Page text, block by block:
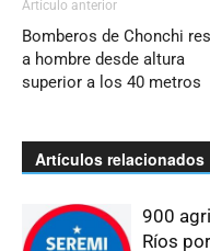
Artículo anterior
Bomberos de Chonchi
a hombre desde altura
superior a los 40 metros
Artículos relacionados
900
Ríos